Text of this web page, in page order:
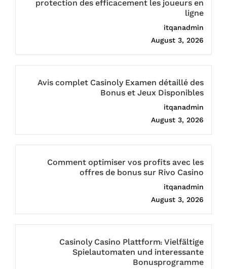
protection des efficacement les joueurs en
ligne
itqanadmin
August 3, 2026
Avis complet Casinoly Examen détaillé des
Bonus et Jeux Disponibles
itqanadmin
August 3, 2026
Comment optimiser vos profits avec les
offres de bonus sur Rivo Casino
itqanadmin
August 3, 2026
Casinoly Casino Plattform: Vielfältige
Spielautomaten und interessante
Bonusprogramme